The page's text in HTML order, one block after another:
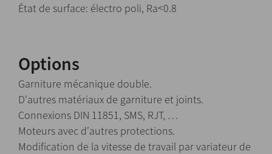
État de surface: électro poli, Ra<0.8
Options
Garniture mécanique double.
D'autres matériaux de garniture et joints.
Connexions DIN 11851, SMS, RJT, …
Moteurs avec d'autres protections.
Modification de la vitesse de travail par variateur de